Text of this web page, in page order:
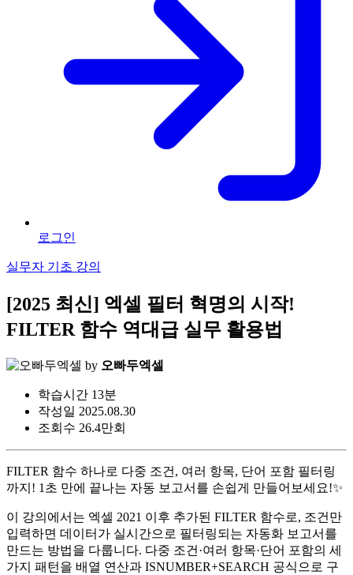
로그인
실무자 기초 강의
[2025 최신] 엑셀 필터 혁명의 시작!
FILTER 함수 역대급 실무 활용법
by 오빠두엑셀
학습시간 13분
작성일 2025.08.30
조회수 26.4만회
FILTER 함수 하나로 다중 조건, 여러 항목, 단어 포함 필터링
까지! 1초 만에 끝나는 자동 보고서를 손쉽게 만들어보세요!✨
이 강의에서는 엑셀 2021 이후 추가된 FILTER 함수로, 조건만
입력하면 데이터가 실시간으로 필터링되는 자동화 보고서를
만드는 방법을 다룹니다. 다중 조건·여러 항목·단어 포함의 세
가지 패턴을 배열 연산과 ISNUMBER+SEARCH 공식으로 구